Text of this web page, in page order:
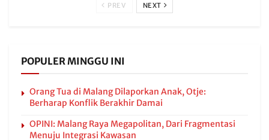
PREV NEXT
POPULER MINGGU INI
Orang Tua di Malang Dilaporkan Anak, Otje:
Berharap Konflik Berakhir Damai
OPINI: Malang Raya Megapolitan, Dari Fragmentasi
Menuju Integrasi Kawasan